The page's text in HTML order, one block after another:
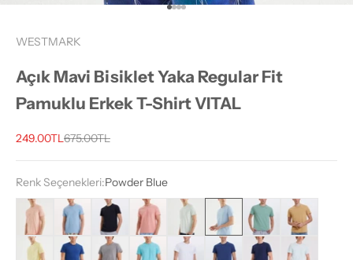
1 ögesine git
2 ögesine git
3 ögesine git
4 ögesine git
WESTMARK
Açık Mavi Bisiklet Yaka Regular Fit
Pamuklu Erkek T-Shirt VITAL
İndirimli fiyat
249.00TLNormal fiyat
675.00TL
Renk Seçenekleri:Powder Blue
Coral CloudBlissful Blue
Black Desert Flowers
Blue GlassPowder BlueHedge GreenIced Coffee
French VanillaSodalite BlueUltimate GrayBlue Curacao
White Blue QuartzNaval Academy
Skylight